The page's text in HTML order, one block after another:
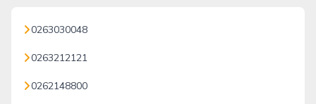
0263030048
0263212121
0262148800